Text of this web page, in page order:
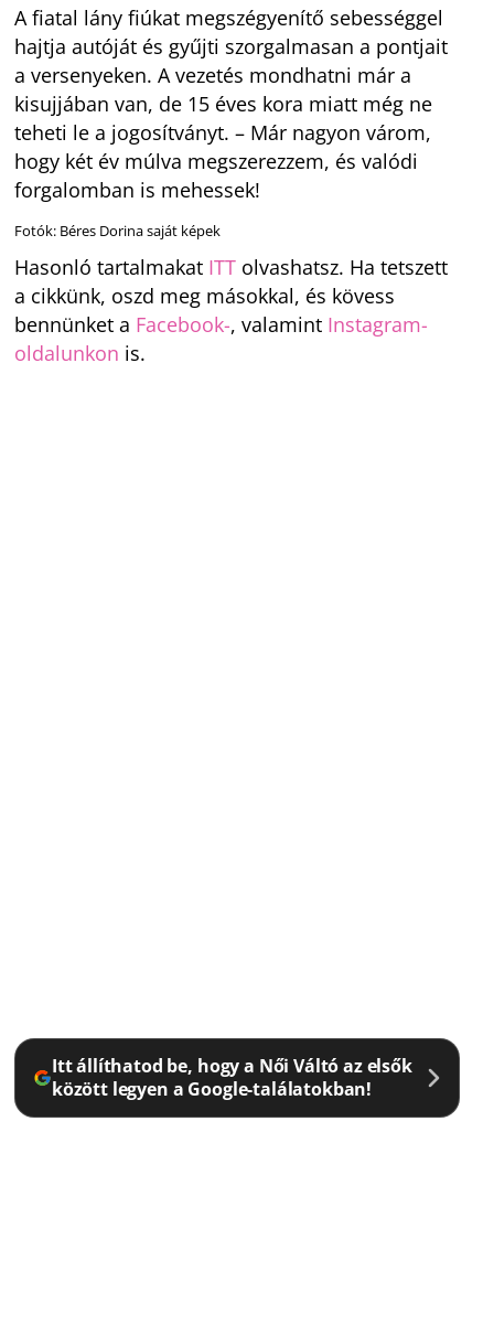
A fiatal lány fiúkat megszégyenítő sebességgel
hajtja autóját és gyűjti szorgalmasan a pontjait
a versenyeken. A vezetés mondhatni már a
kisujjában van, de 15 éves kora miatt még ne
teheti le a jogosítványt. – Már nagyon várom,
hogy két év múlva megszerezzem, és valódi
forgalomban is mehessek!
Fotók: Béres Dorina saját képek
Hasonló tartalmakat ITT olvashatsz. Ha tetszett
a cikkünk, oszd meg másokkal, és kövess
bennünket a Facebook-, valamint Instagram-
oldalunkon is.
Itt állíthatod be, hogy a Női Váltó az elsők
között legyen a Google-találatokban!